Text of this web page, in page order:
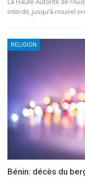
interdit, jusqu’à nouvel
RELIGION
Bénin: décès du